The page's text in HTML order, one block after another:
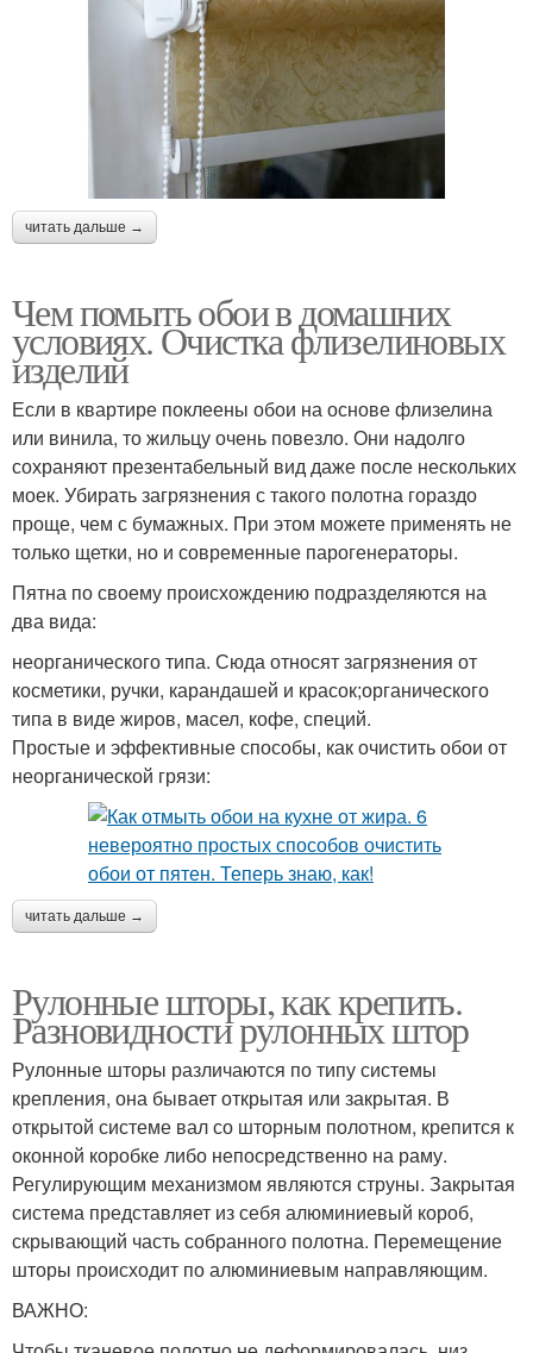
читать дальше →
Чем помыть обои в домашних
условиях. Очистка флизелиновых
изделий
Если в квартире поклеены обои на основе флизелина
или винила, то жильцу очень повезло. Они надолго
сохраняют презентабельный вид даже после нескольких
моек. Убирать загрязнения с такого полотна гораздо
проще, чем с бумажных. При этом можете применять не
только щетки, но и современные парогенераторы.
Пятна по своему происхождению подразделяются на
два вида:
неорганического типа. Сюда относят загрязнения от
косметики, ручки, карандашей и красок;органического
типа в виде жиров, масел, кофе, специй.
Простые и эффективные способы, как очистить обои от
неорганической грязи:
читать дальше →
Рулонные шторы, как крепить.
Разновидности рулонных штор
Рулонные шторы различаются по типу системы
крепления, она бывает открытая или закрытая. В
открытой системе вал со шторным полотном, крепится к
оконной коробке либо непосредственно на раму.
Регулирующим механизмом являются струны. Закрытая
система представляет из себя алюминиевый короб,
скрывающий часть собранного полотна. Перемещение
шторы происходит по алюминиевым направляющим.
ВАЖНО: